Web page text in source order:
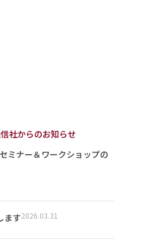
社からのお知らせ
ナー＆ワークショップの
ます2026.03.31